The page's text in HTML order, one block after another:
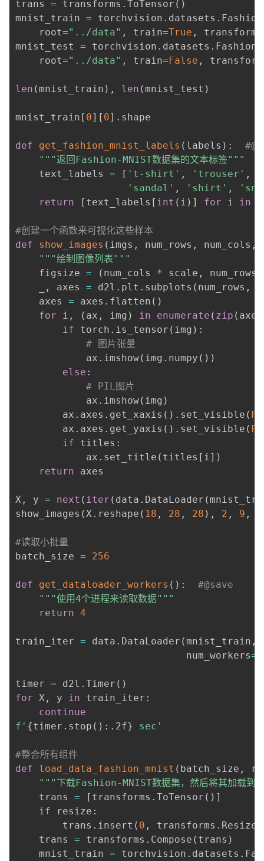
trans = transforms . ToTensor ( )
mnist_train = torchvision . datasets .
    root
="../data" , train=True , transform
mnist_test = torchvision . datasets .
    root
="../data" , train=False , transform
len ( mnist_train ) , len ( mnist_test )
mnist_train [ 0] [ 0] . shape
def get_fashion_mnist_labels ( labels ) :
"""返回Fashion-MNIST数据集的文本标签"""
    text_labels
= [ 't-shirt' , 'trouser' ,
'sandal' , 'shirt' ,
return
[ text_labels [ int ( i ) ] for i in
#创建一个函数来可视化这些样本
def
show_images ( imgs , num_rows , num_cols ,
"""绘制图像列表"""
    figsize
= ( num_cols * scale , num_rows
, axes = d2l . plt . subplots ( num_rows ,
    axes
= axes . flatten ( )
for i , ( ax , img ) in enumerate ( zip ( axes
if torch . is_tensor ( img ) :
# 图片张量
            ax
. imshow( img . numpy ( ) )
else :
# PIL图片
            ax
. imshow( img )
        ax
. axes . get_xaxis ( ) . set_visible (
        ax
. axes . get_yaxis ( ) . set_visible (
if titles :
            ax
. set_title ( titles [ i ] )
return axes
X , y = next ( iter ( data . DataLoader (
show_images ( X . reshape ( 18 , 28 , 28 ) , 2 , 9 ,
#读取小批量
batch_size = 256
def get_dataloader_workers ( ) :
#@save
"""使用4个进程来读取数据"""
return 4
train_iter = data . DataLoader ( mnist_train ,
                             num_workers
=
timer = d2l . Timer ( )
for X , y in train_iter :
continue
f' {timer . stop ( ) : .2f} sec'
#整合所有组件
def
load_data_fashion_mnist ( batch_size ,
"""下载Fashion-MNIST数据集，然后将其加载到
    trans
= [ transforms . ToTensor ( ) ]
if resize :
        trans
. insert ( 0 , transforms . Resize
    trans
= transforms . Compose ( trans )
    mnist_train
= torchvision . datasets .